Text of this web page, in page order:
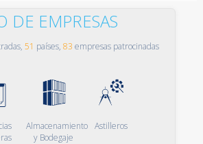
DE EMPRESAS
51 países, 83 empresas patrocinadas
Almacenamiento
y Bodegaje
Astilleros